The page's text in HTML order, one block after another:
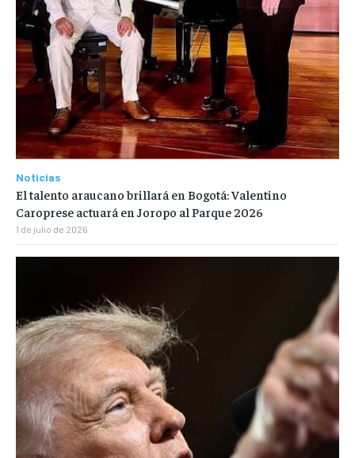
Noticias
El talento araucano brillará en Bogotá: Valentino
Caroprese actuará en Joropo al Parque 2026
1 de julio de 2026